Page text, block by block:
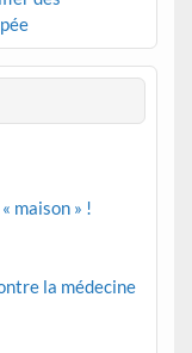
maison » !
la médecine